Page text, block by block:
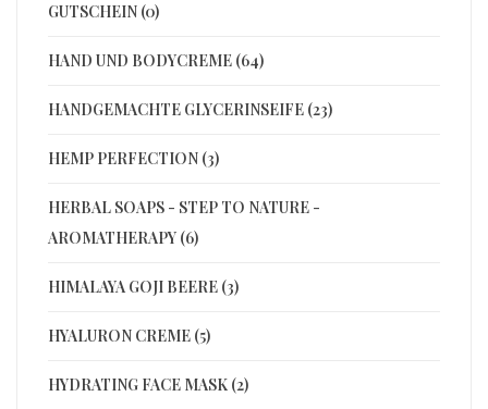
GUTSCHEIN (0)
HAND UND BODYCREME (64)
HANDGEMACHTE GLYCERINSEIFE (23)
HEMP PERFECTION (3)
HERBAL SOAPS - STEP TO NATURE -
AROMATHERAPY (6)
HIMALAYA GOJI BEERE (3)
HYALURON CREME (5)
HYDRATING FACE MASK (2)